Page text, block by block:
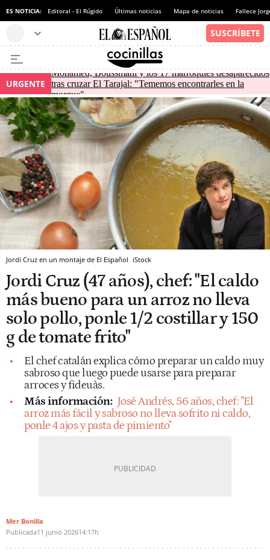
ES NOTICIA: Editoral - El Rúgido Últimas noticias Mapa de noticias Fallece
URGENTE
Mohamed, Boussmahi y los 17 marroquíes desaparecidos
tras cruzar El Tarajal: "Tememos encontrarles en la
morgue"
Jordi Cruz en un montaje de El Español iStock
Jordi Cruz (47 años), chef: "El caldo
más bueno para un arroz no lleva
solo pollo, ponle 1/2 costillar y 150
g de tomate frito"
El chef catalán explica cómo preparar un caldo muy
sabroso que luego puede usarse para preparar
arroces y fideuàs.
Más información: José Andrés, 56 años, chef: "El
arroz más fácil y sabroso no lleva sofrito ni caldo,
ponle 4 ajos y pasta de pimiento"
Mer Bonilla
Publicada11 junio 202614:17h